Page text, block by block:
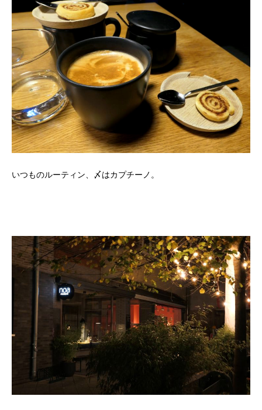
いつものルーティン、〆はカプチーノ。